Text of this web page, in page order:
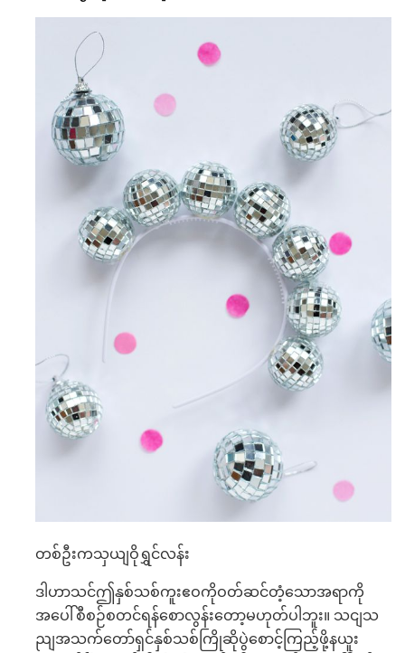
တစ်ဦးကသှယျဝိုရွှင်လန်း
ဒါဟာသင်ဤနှစ်သစ်ကူးဧဝကိုဝတ်ဆင်တံ့သောအရာကို
အပေါ်စီစဉ်စတင်ရန်စောလွန်းတော့မဟုတ်ပါဘူး။ သငျသ
ညျအသက်တော်ရှင်နှစ်သစ်ကြိုဆိုပွဲစောင့်ကြည့်ဖို့နယူး